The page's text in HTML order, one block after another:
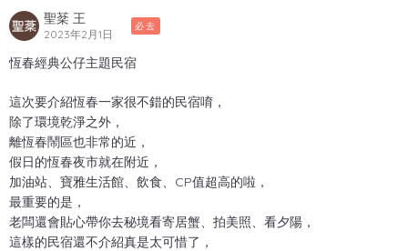
聖棻 王
2023年2月1日
必去
恆春經典公仔主題民宿
這次要介紹恆春一家很不錯的民宿唷，
除了環境乾淨之外，
離恆春鬧區也非常的近，
假日的恆春夜市就在附近，
加油站、寶雅生活館、飲食、CP值超高的啦，
最重要的是，
老闆還會貼心帶你去秘境看寄居蟹、拍美照、看夕陽，
這樣的民宿還不介紹真是太可惜了，